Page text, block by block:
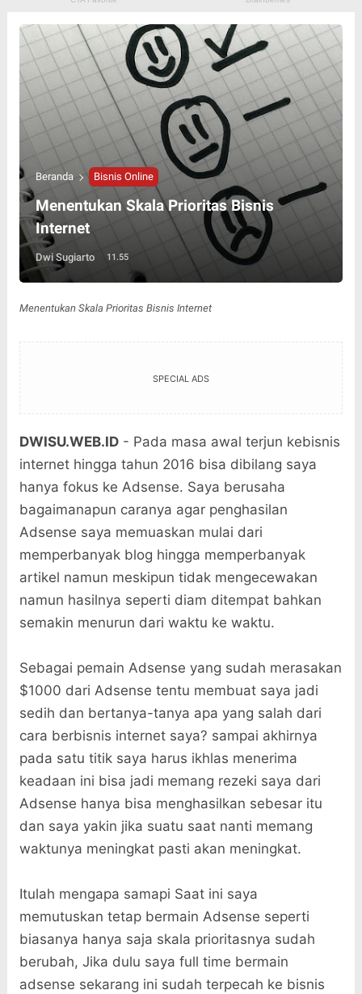
Beranda Bisnis Online
Menentukan Skala Prioritas Bisnis
Internet
Dwi Sugiarto 11.55
Menentukan Skala Prioritas Bisnis Internet
SPECIAL ADS
DWISU.WEB.ID- Pada masa awal terjun kebisnis
internet hingga tahun 2016 bisa dibilang saya
hanya fokus ke Adsense. Saya berusaha
bagaimanapun caranya agar penghasilan
Adsense saya memuaskan mulai dari
memperbanyak blog hingga memperbanyak
artikel namun meskipun tidak mengecewakan
namun hasilnya seperti diam ditempat bahkan
semakin menurun dari waktu ke waktu.
Sebagai pemain Adsense yang sudah merasakan
$1000 dari Adsense tentu membuat saya jadi
sedih dan bertanya-tanya apa yang salah dari
cara berbisnis internet saya? sampai akhirnya
pada satu titik saya harus ikhlas menerima
keadaan ini bisa jadi memang rezeki saya dari
Adsense hanya bisa menghasilkan sebesar itu
dan saya yakin jika suatu saat nanti memang
waktunya meningkat pasti akan meningkat.
Itulah mengapa samapi Saat ini saya
memutuskan tetap bermain Adsense seperti
biasanya hanya saja skala prioritasnya sudah
berubah, Jika dulu saya full time bermain
adsense sekarang ini sudah terpecah ke bisnis